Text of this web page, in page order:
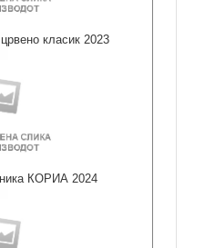
класик 2023
КОРИА 2024